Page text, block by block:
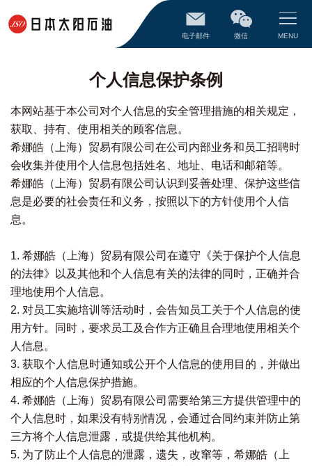
电子邮件 微信 MENU
个人信息保护条例
本网站基于本公司对个人信息的安全管理措施的相关规定，
获取、持有、使用相关的顾客信息。
希娜皓（上海）贸易有限公司在公司内部业务和员工招聘时
会收集并使用个人信息包括姓名、地址、电话和邮箱等。
希娜皓（上海）贸易有限公司认识到妥善处理、保护这些信
息是必要的社会责任和义务，按照以下的方针使用个人信
息。
1. 希娜皓（上海）贸易有限公司在遵守《关于保护个人信息
的法律》以及其他和个人信息有关的法律的同时，正确并合
理地使用个人信息。
2. 对员工实施培训等活动时，会告知员工关于个人信息的使
用方针。同时，要求员工及合作方正确且合理地使用相关个
人信息。
3. 获取个人信息时通知或公开个人信息的使用目的，并做出
相应的个人信息保护措施。
4. 希娜皓（上海）贸易有限公司需要给第三方提供管理中的
个人信息时，如果没有特别情况，会通过合同约束并防止第
三方将个人信息泄露，或提供给其他机构。
5. 为了防止个人信息的泄露，遗失，改窜等，希娜皓（上